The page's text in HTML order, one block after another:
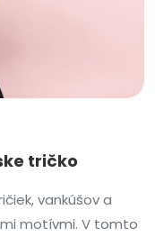
tričko
vankúšov a
motívmi. V tomto